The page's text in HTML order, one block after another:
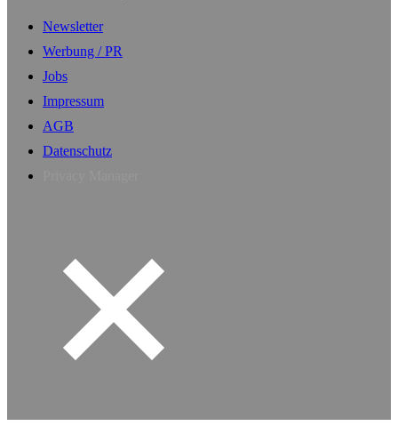
Newsletter
Werbung / PR
Jobs
Impressum
AGB
Datenschutz